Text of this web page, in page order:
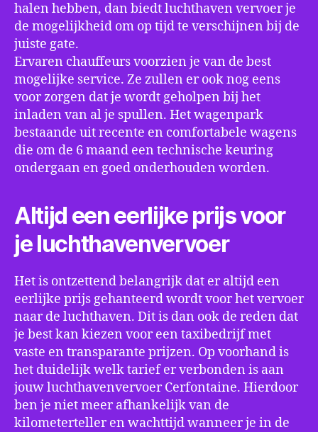
halen hebben, dan biedt luchthaven vervoer je
de mogelijkheid om op tijd te verschijnen bij de
juiste gate.
Ervaren chauffeurs voorzien je van de best
mogelijke service. Ze zullen er ook nog eens
voor zorgen dat je wordt geholpen bij het
inladen van al je spullen. Het wagenpark
bestaande uit recente en comfortabele wagens
die om de 6 maand een technische keuring
ondergaan en goed onderhouden worden.
Altijd een eerlijke prijs voor
je luchthavenvervoer
Het is ontzettend belangrijk dat er altijd een
eerlijke prijs gehanteerd wordt voor het vervoer
naar de luchthaven. Dit is dan ook de reden dat
je best kan kiezen voor een taxibedrijf met
vaste en transparante prijzen. Op voorhand is
het duidelijk welk tarief er verbonden is aan
jouw luchthavenvervoer Cerfontaine. Hierdoor
ben je niet meer afhankelijk van de
kilometerteller en wachttijd wanneer je in de